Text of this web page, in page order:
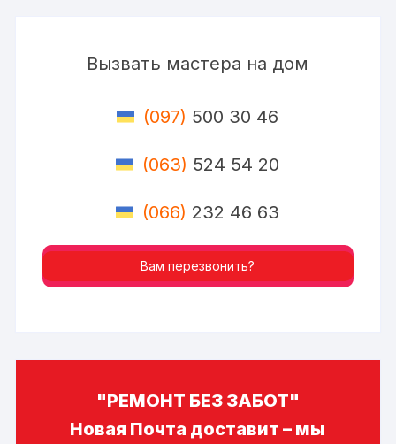
Вызвать мастера на дом
(097) 500 30 46
(063) 524 54 20
(066) 232 46 63
Вам перезвонить?
"РЕМОНТ БЕЗ ЗАБОТ"
Новая Почта доставит – мы